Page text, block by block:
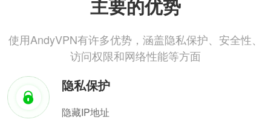
主要的优势
使用AndyVPN有许多优势，涵盖隐私保护、安全性、
访问权限和网络性能等方面
隐私保护
隐藏IP地址